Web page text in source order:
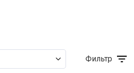
Фильтр